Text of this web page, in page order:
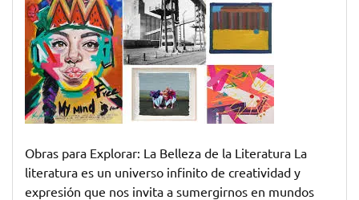
Obras
para
Enamorarse
de
la
Literatura
Obras para Explorar: La Belleza de la Literatura La
literatura es un universo infinito de creatividad y
expresión que nos invita a sumergirnos en mundos